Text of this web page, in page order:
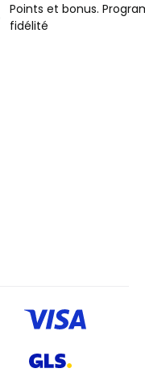
Points et bonus.
fidélité